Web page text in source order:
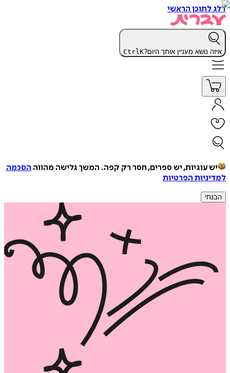
דלג לתוכן הראשי
איזה נושא מעניין אותך היום? CtrlK
יש עוגיות, יש ספרים, חסר רק קפה. המשך גלישה מהווה הסכמה
למדיניות הפרטיות
הבנתי